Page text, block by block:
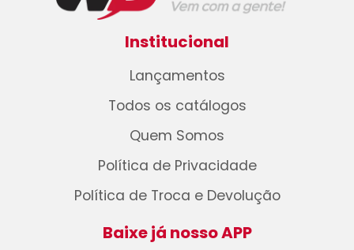
Institucional
Lançamentos
Todos os catálogos
Quem Somos
Política de Privacidade
Política de Troca e Devolução
Baixe já nosso APP